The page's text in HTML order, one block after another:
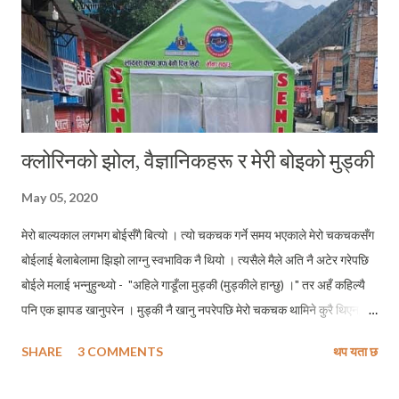
सरकारको ...
क्लोरिनको झोल, वैज्ञानिकहरू र मेरी बोइको मुड्की
May 05, 2020
मेरो बाल्यकाल लगभग बोईसँगै बित्यो । त्यो चकचक गर्ने समय भएकाले मेरो चकचकसँग
बोईलाई बेलाबेलामा झिझो लाग्नु स्वभाविक नै थियो । त्यसैले मैले अति नै अटेर गरेपछि
बोईले मलाई भन्नुहुन्थ्यो - "अहिले गाडूँला मुड्की (मुड्कीले हान्छु) ।" तर अहँ कहिल्यै
पनि एक झापड खानुपरेन । मुड्की नै खानु नपरेपछि मेरो चकचक थामिने कुरै थिएन,
यस धरा छोडेको पनि यहि हिउँदमा बर्षदिन पुग्दैछ, तर बोईले भन्ने गरेको "अहिले गाडूँला
SHARE 3 COMMENTS थप यता छ